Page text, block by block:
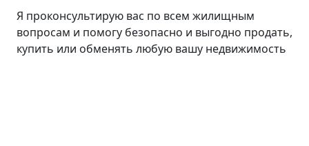
Я проконсультирую вас по всем жилищным
вопросам и помогу безопасно и выгодно продать,
купить или обменять любую вашу недвижимость